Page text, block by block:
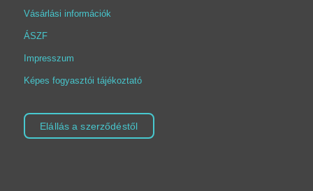
Vásárlási információk
ÁSZF
Impresszum
Képes fogyasztói tájékoztató
Elállás a szerződéstől